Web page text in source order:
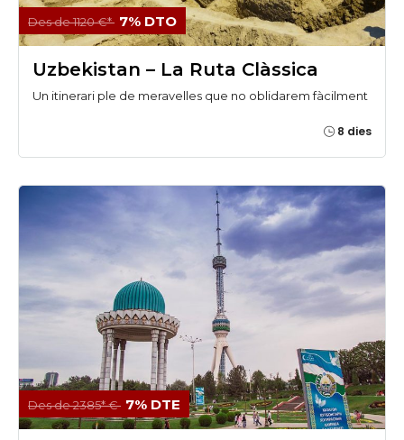
Des de 1120 €* 7% DTO
Uzbekistan – La Ruta Clàssica
Un itinerari ple de meravelles que no oblidarem fàcilment
8 dies
Des de 2385* € 7% DTE